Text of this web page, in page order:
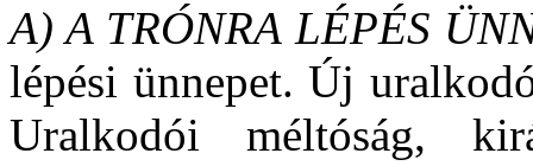
A) A TRÓNRA LÉPÉS
lépési ünnepet. Új
Uralkodói méltóság,